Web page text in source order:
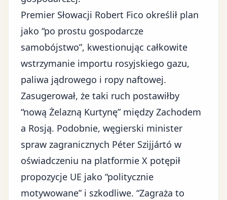
Premier Słowacji Robert Fico określił plan
jako “po prostu gospodarcze
samobójstwo”, kwestionując całkowite
wstrzymanie importu rosyjskiego gazu,
paliwa jądrowego i ropy naftowej.
Zasugerował, że taki ruch postawiłby
“nową Żelazną Kurtynę” między Zachodem
a Rosją. Podobnie, węgierski minister
spraw zagranicznych Péter Szijjártó w
oświadczeniu na platformie X potępił
propozycje UE jako “politycznie
motywowane” i szkodliwe. “Zagraża to